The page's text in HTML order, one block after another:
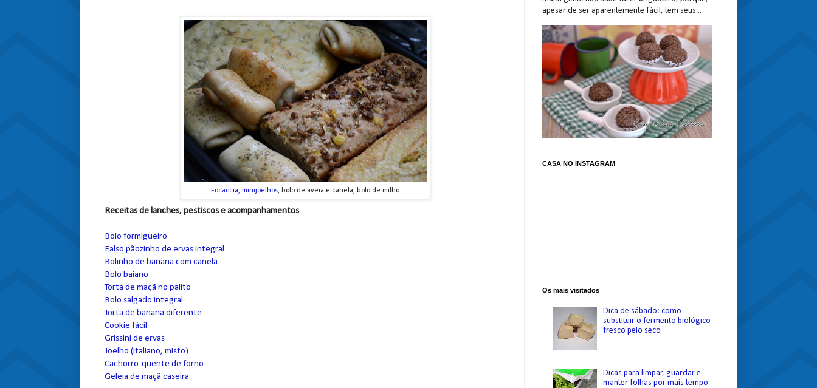
Focaccia, minijoelhos, bolo de aveia e canela, bolo de milho
Receitas de lanches, pestiscos e acompanhamentos
Bolo formigueiro
Falso pãozinho de ervas integral
Bolinho de banana com canela
Bolo baiano
Torta de maçã no palito
Bolo salgado integral
Torta de banana diferente
Cookie fácil
Grissini de ervas
Joelho (italiano, misto)
Cachorro-quente de forno
Geleia de maçã caseira
apesar de ser aparentemente fácil, tem seus...
CASA NO INSTAGRAM
Os mais visitados
Dica de sábado: como
substituir o fermento biológico
fresco pelo seco
Dicas para limpar, guardar e
manter folhas por mais tempo